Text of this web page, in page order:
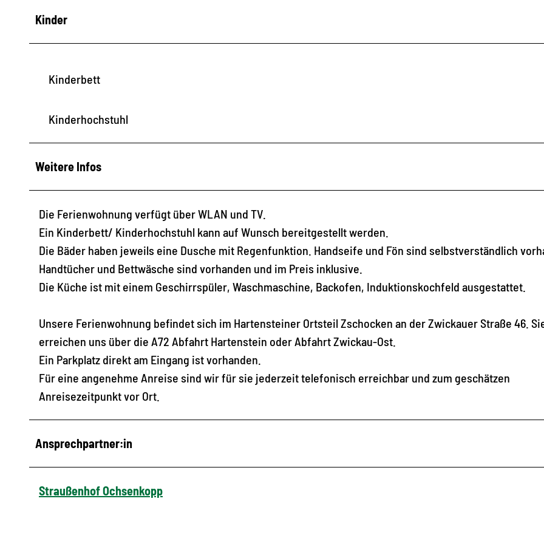
Kinder
Kinderbett
Kinderhochstuhl
Weitere Infos
Die Ferienwohnung verfügt über WLAN und TV.
Ein Kinderbett/ Kinderhochstuhl kann auf Wunsch bereitgestellt werden.
Die Bäder haben jeweils eine Dusche mit Regenfunktion. Handseife und Fön sind selbstverständlich
Handtücher und Bettwäsche sind vorhanden und im Preis inklusive.
Die Küche ist mit einem Geschirrspüler, Waschmaschine, Backofen, Induktionskochfeld ausgestattet.
Unsere Ferienwohnung befindet sich im Hartensteiner Ortsteil Zschocken an der Zwickauer Straße 46.
erreichen uns über die A72 Abfahrt Hartenstein oder Abfahrt Zwickau-Ost.
Ein Parkplatz direkt am Eingang ist vorhanden.
Für eine angenehme Anreise sind wir für sie jederzeit telefonisch erreichbar und zum geschätzen
Anreisezeitpunkt vor Ort.
Ansprechpartner:in
Straußenhof Ochsenkopp